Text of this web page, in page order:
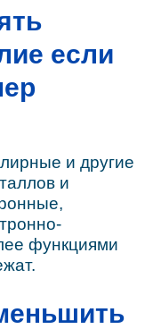
если
и другие
и
функциями